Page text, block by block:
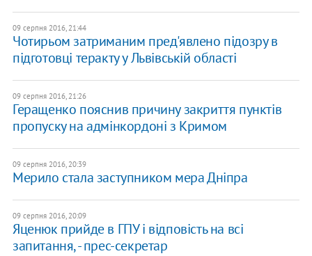
09 серпня 2016, 21:44
Чотирьом затриманим пред'явлено підозру в
підготовці теракту у Львівській області
09 серпня 2016, 21:26
Геращенко пояснив причину закриття пунктів
пропуску на адмінкордоні з Кримом
09 серпня 2016, 20:39
Мерило стала заступником мера Дніпра
09 серпня 2016, 20:09
Яценюк прийде в ГПУ і відповість на всі
запитання, - прес-секретар